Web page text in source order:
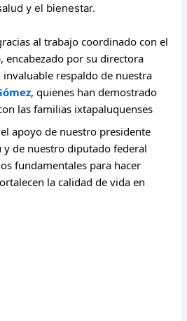
y el bienestar.
al trabajo coordinado con el
, encabezado por su directora
invaluable respaldo de nuestra
, quienes han demostrado
las familias ixtapaluquenses
apoyo de nuestro presidente
de nuestro diputado federal
fundamentales para hacer
la calidad de vida en